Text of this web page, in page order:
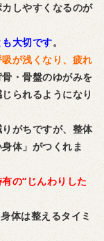
しやすくなるのが
大切です。
が浅くなり、疲れ
・骨盤のゆがみを
られるようになり
がちですが、整体
体」がつくれま
の“じんわりした
体は整えるタイミ